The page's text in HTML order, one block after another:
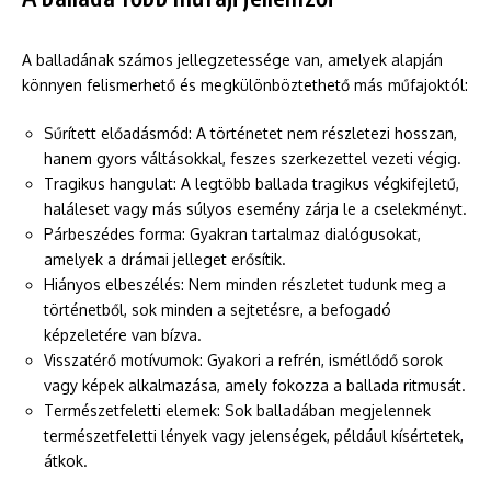
A balladának számos jellegzetessége van, amelyek alapján
könnyen felismerhető és megkülönböztethető más műfajoktól:
Sűrített előadásmód: A történetet nem részletezi hosszan,
hanem gyors váltásokkal, feszes szerkezettel vezeti végig.
Tragikus hangulat: A legtöbb ballada tragikus végkifejletű,
haláleset vagy más súlyos esemény zárja le a cselekményt.
Párbeszédes forma: Gyakran tartalmaz dialógusokat,
amelyek a drámai jelleget erősítik.
Hiányos elbeszélés: Nem minden részletet tudunk meg a
történetből, sok minden a sejtetésre, a befogadó
képzeletére van bízva.
Visszatérő motívumok: Gyakori a refrén, ismétlődő sorok
vagy képek alkalmazása, amely fokozza a ballada ritmusát.
Természetfeletti elemek: Sok balladában megjelennek
természetfeletti lények vagy jelenségek, például kísértetek,
átkok.